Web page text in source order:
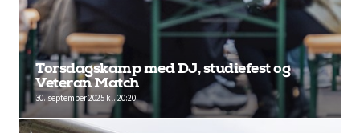
Torsdagskamp med DJ, studiefest og
Veteran Match
30. september 2025 kl. 20:20